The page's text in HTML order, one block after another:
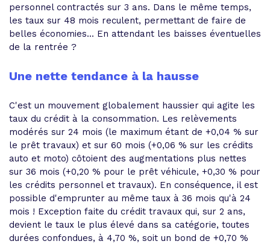
personnel contractés sur 3 ans. Dans le même temps,
les taux sur 48 mois reculent, permettant de faire de
belles économies... En attendant les baisses éventuelles
de la rentrée ?
Une nette tendance à la hausse
C'est un mouvement globalement haussier qui agite les
taux du crédit à la consommation. Les relèvements
modérés sur 24 mois (le maximum étant de +0,04 % sur
le prêt travaux) et sur 60 mois (+0,06 % sur les crédits
auto et moto) côtoient des augmentations plus nettes
sur 36 mois (+0,20 % pour le prêt véhicule, +0,30 % pour
les crédits personnel et travaux). En conséquence, il est
possible d'emprunter au même taux à 36 mois qu'à 24
mois ! Exception faite du crédit travaux qui, sur 2 ans,
devient le taux le plus élevé dans sa catégorie, toutes
durées confondues, à 4,70 %, soit un bond de +0,70 %